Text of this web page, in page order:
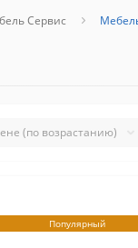
Сервис
Популярный